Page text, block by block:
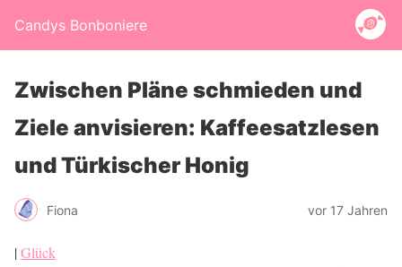
Candys Bonboniere
Zwischen Pläne schmieden und
Ziele anvisieren: Kaffeesatzlesen
und Türkischer Honig
Fiona vor 17 Jahren
|Glück